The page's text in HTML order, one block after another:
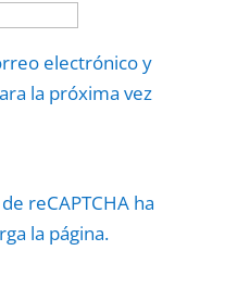
electrónico y
la próxima vez
reCAPTCHA ha
la página.